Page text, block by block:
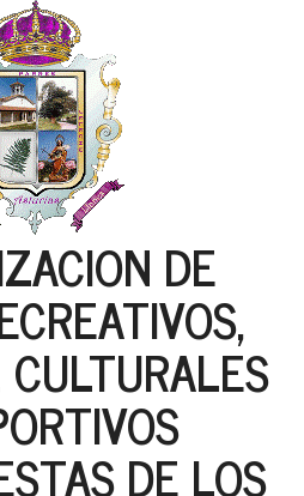
DE
DE LOS